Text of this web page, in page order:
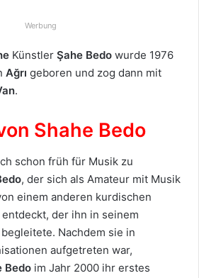
Werbung
Künstler Şahe Bedo wurde 1976
Ağrı geboren und zog dann mit
.
Shahe Bedo
schon früh für Musik zu
, der sich als Amateur mit Musik
einem anderen kurdischen
entdeckt, der ihn in seinem
Nachdem sie in
aufgetreten war,
Bedo im Jahr 2000 ihr erstes